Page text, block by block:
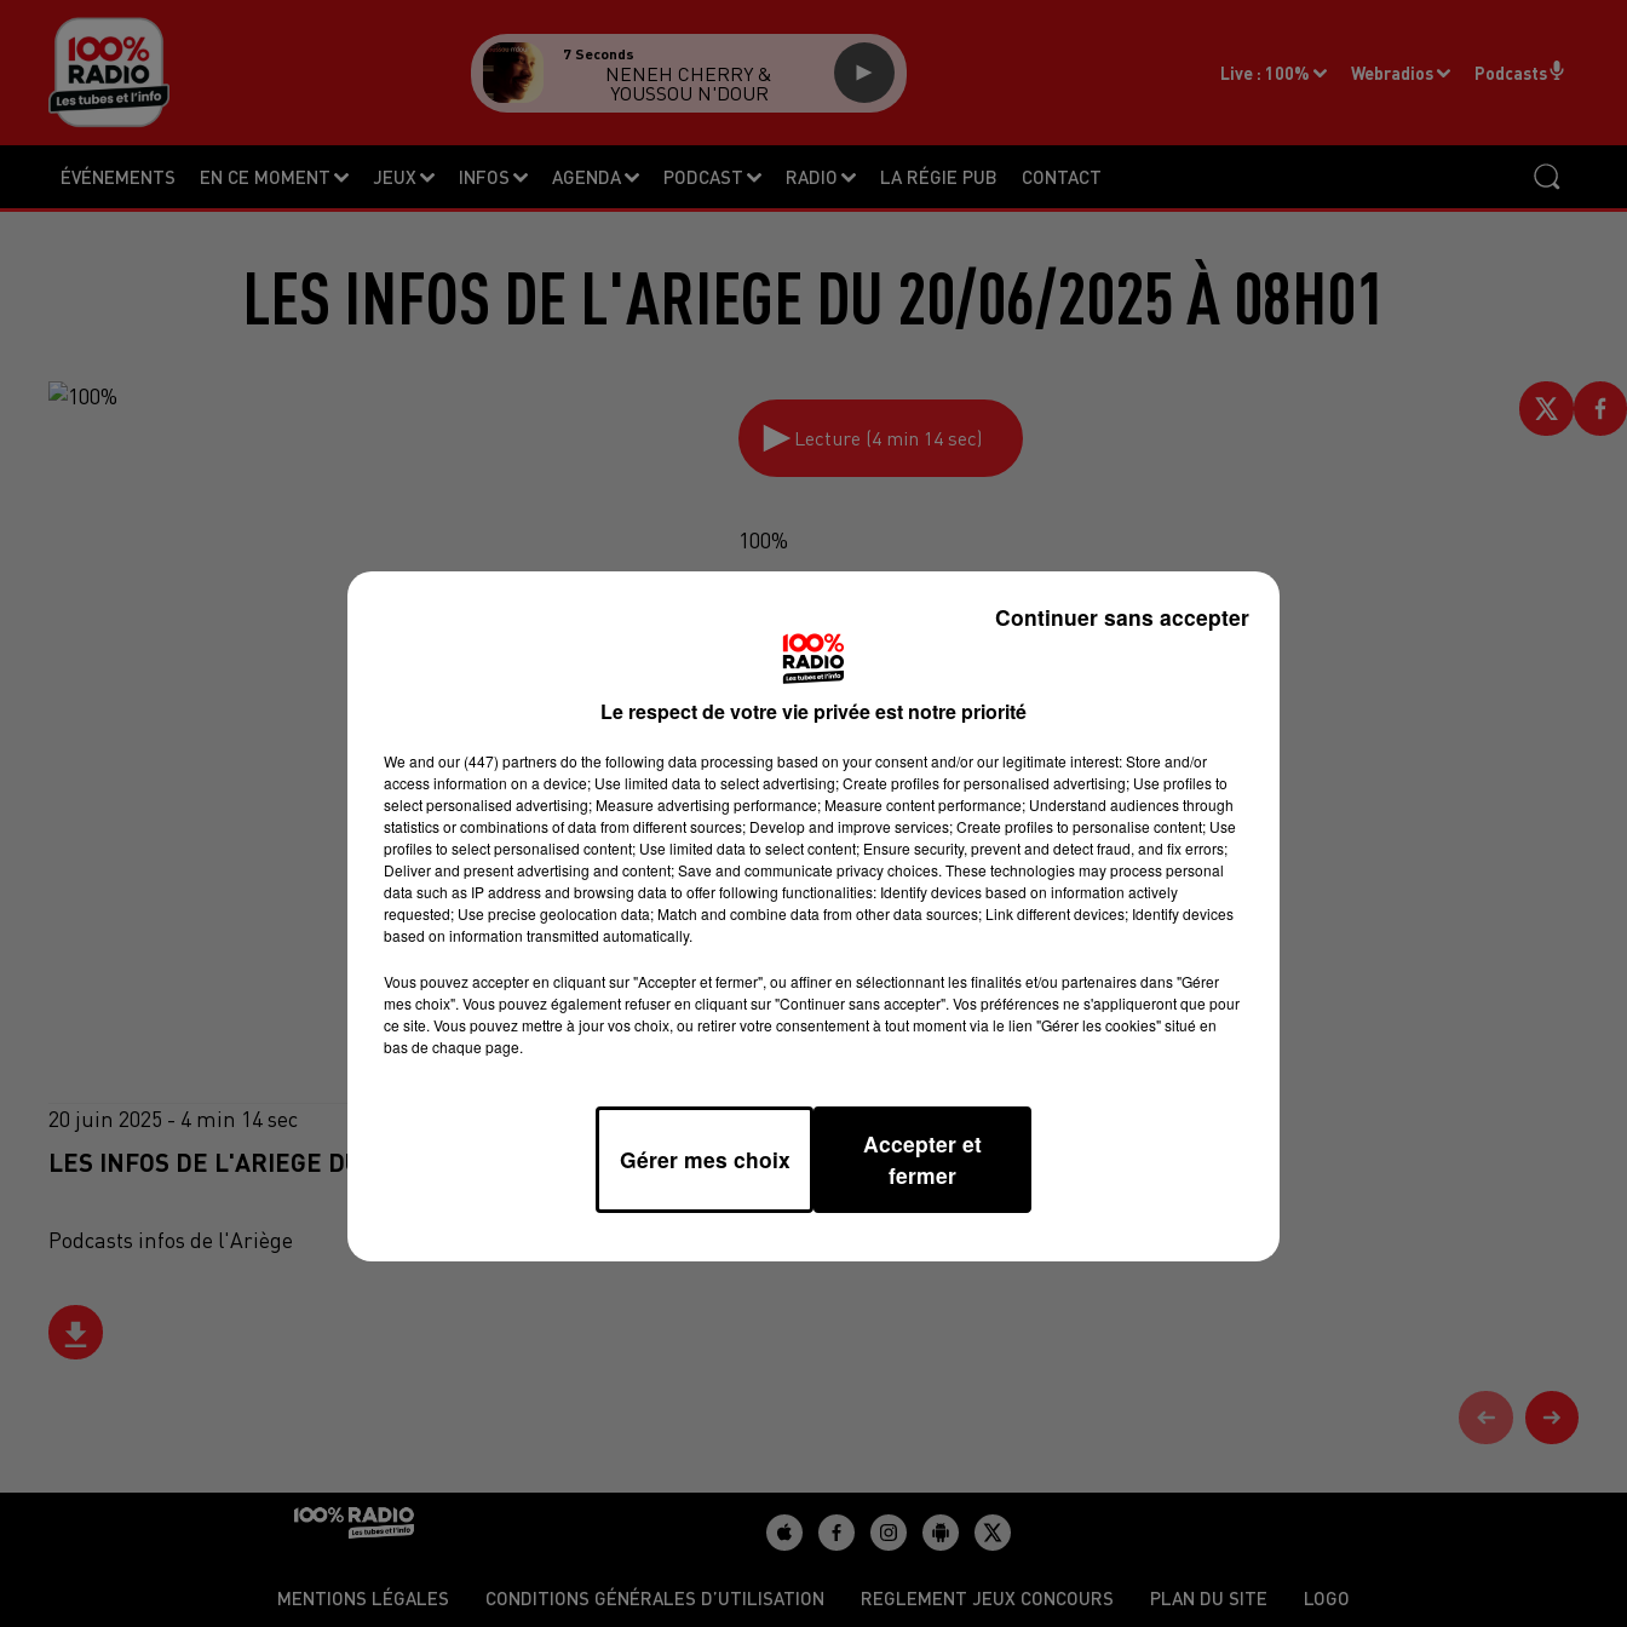
ÉVÉNEMENTS EN CE MOMENT JEUX INFOS AGENDA PODCAST RADIO LA RÉGIE PUB CONTACT
Live : 100% Webradios Podcasts
7 Seconds
NENEH CHERRY &
YOUSSOU N'DOUR
LES INFOS DE L'ARIEGE DU 20/06/2025 À 08H01
Lecture (4 min 14 sec)
100%
20 juin 2025 - 4 min 14 sec
LES INFOS DE L'ARIEGE DU 20/06/2025 À 08H01
Podcasts infos de l'Ariège
MENTIONS LÉGALES CONDITIONS GÉNÉRALES D’UTILISATION REGLEMENT JEUX CONCOURS PLAN DU SITE LOGO
Le respect de votre vie privée est notre priorité
We and our (447) partnersdo the following data processing based on your consent and/or our legitimate interest: Store and/or
access information on a device; Use limited data to select advertising; Create profiles for personalised advertising; Use profiles to
select personalised advertising; Measure advertising performance; Measure content performance; Understand audiences through
statistics or combinations of data from different sources; Develop and improve services; Create profiles to personalise content; Use
profiles to select personalised content; Use limited data to select content; Ensure security, prevent and detect fraud, and fix errors;
Deliver and present advertising and content; Save and communicate privacy choices. These technologies may process personal
data such as IP address and browsing data to offer following functionalities: Identify devices based on information actively
requested; Use precise geolocation data; Match and combine data from other data sources; Link different devices; Identify devices
based on information transmitted automatically.
Vous pouvez accepter en cliquant sur "Accepter et fermer", ou affiner en sélectionnant les finalités et/ou partenaires dans "Gérer
mes choix". Vous pouvez également refuser en cliquant sur "Continuer sans accepter". Vos préférences ne s'appliqueront que pour
ce site. Vous pouvez mettre à jour vos choix, ou retirer votre consentement à tout moment via le lien "Gérer les cookies" situé en
bas de chaque page.
Gérer mes choix
Accepter et
fermer
Continuer sans accepter